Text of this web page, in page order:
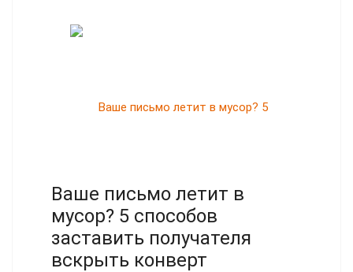
Ваше письмо летит в
мусор? 5 способов
заставить получателя
вскрыть конверт